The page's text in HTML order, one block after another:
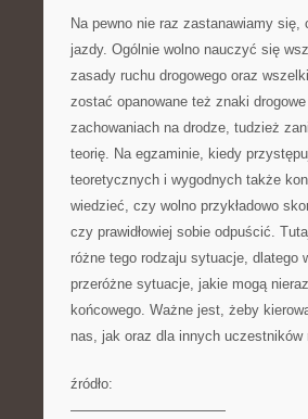
Na pewno nie raz zastanawiamy
jazdy. Ogólnie wolno nauczyć się
zasady ruchu drogowego oraz
zostać opanowane też znaki
zachowaniach na drodze, tudzież
teorię. Na egzaminie, kiedy
teoretycznych i wygodnych także
wiedzieć, czy wolno przykładowo
czy prawidłowiej sobie odpuścić.
różne tego rodzaju sytuacje,
przeróżne sytuacje, jakie mogą
końcowego. Ważne jest, żeby
nas, jak oraz dla innych uczestników
źródło:
———————————